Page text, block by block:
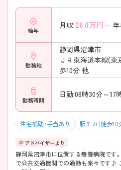
給与
月収 26.0万円～
勤務地
静岡県沼津市
ＪＲ東海道本線(東
歩10分 他
勤務時間
日勤:08時30分～17
住宅補助・手当あり 駅チカ（徒歩10
静岡県沼津市に位置する療養病院です。 駅から徒歩圏内にございますの
で公共交通機関での通勤も楽々です♪ ご興味をお持ちの方はお気軽に